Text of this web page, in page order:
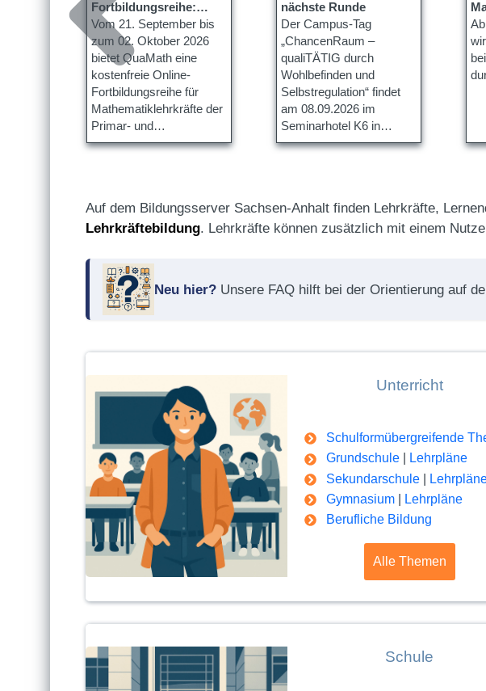
Fortbildungsreihe:
QuaMath kennenlernen
Vom 21. September bis
zum 02. Oktober 2026
bietet QuaMath eine
kostenfreie Online-
Fortbildungsreihe für
Mathematiklehrkräfte der
Primar- und
Sekundarstufe an.
nächste Runde
Der Campus-Tag
„ChancenRaum –
qualiTÄTIG durch
Wohlbefinden und
Selbstregulation“ findet
am 08.09.2026 im
Seminarhotel K6 in
Halberstadt statt.
Auf dem Bildungsserver Sachsen-Anhalt finden Lehrkräfte,
Lehrkräftebildung. Lehrkräfte können zusätzlich mit einem
Neu hier? Unsere FAQ hilft bei der Orientierung auf
Unterricht
Schulformübergreifende
Grundschule|
Lehrpläne
Sekundarschule|
Gymnasium|
Lehrpläne
Berufliche Bildung
Alle Themen
Schule